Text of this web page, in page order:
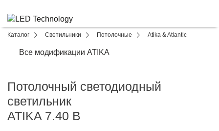
Каталог Светильники Потолочные Atika & Atlantic
Все модификации ATIKA
Потолочный светодиодный
светильник
ATIKA 7.40 B